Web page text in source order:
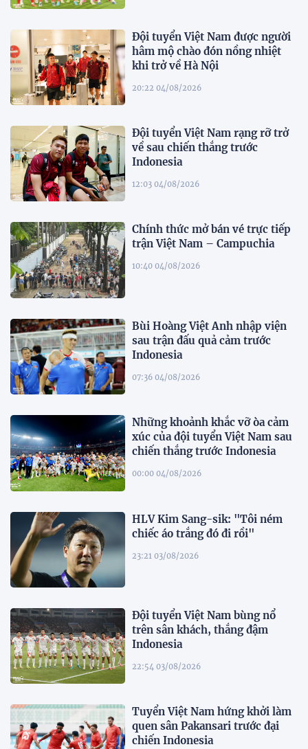
Đội tuyển Việt Nam được người
hâm mộ chào đón nồng nhiệt
khi trở về Hà Nội
20:22 04/08/2026
Đội tuyển Việt Nam rạng rỡ trở
về sau chiến thắng trước
Indonesia
12:03 04/08/2026
Chính thức mở bán vé trực tiếp
trận Việt Nam – Campuchia
10:40 04/08/2026
Bùi Hoàng Việt Anh nhập viện
sau trận đấu quả cảm trước
Indonesia
07:36 04/08/2026
Những khoảnh khắc vỡ òa cảm
xúc của đội tuyển Việt Nam sau
chiến thắng trước Indonesia
00:00 04/08/2026
HLV Kim Sang-sik: "Tôi ném
chiếc áo trắng đó đi rồi"
23:21 03/08/2026
Đội tuyển Việt Nam bùng nổ
trên sân khách, thắng đậm
Indonesia
22:54 03/08/2026
Tuyển Việt Nam hứng khởi làm
quen sân Pakansari trước đại
chiến Indonesia